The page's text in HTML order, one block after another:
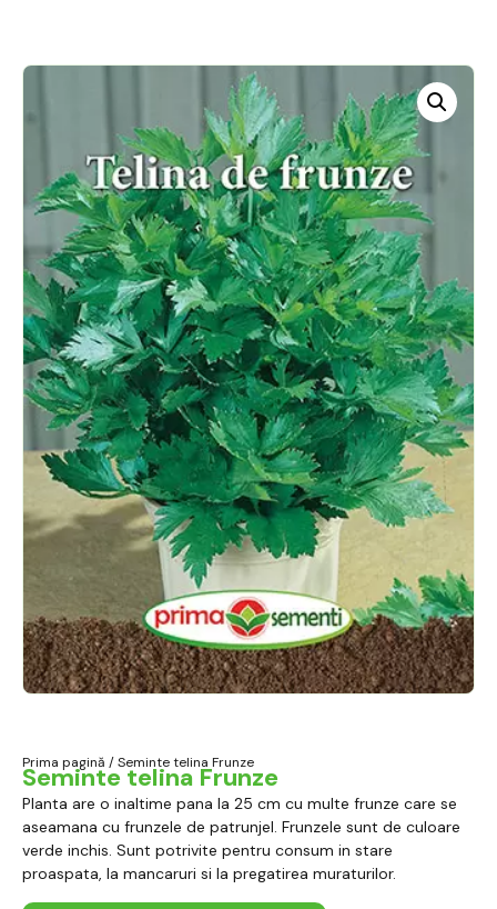
Prima pagină / Seminte telina Frunze
Seminte telina Frunze
Planta are o inaltime pana la 25 cm cu multe frunze care se
aseamana cu frunzele de patrunjel. Frunzele sunt de culoare
verde inchis. Sunt potrivite pentru consum in stare
proaspata, la mancaruri si la pregatirea muraturilor.